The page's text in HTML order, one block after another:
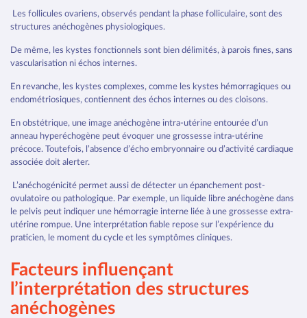
Les follicules ovariens, observés pendant la phase folliculaire, sont des
structures anéchogènes physiologiques.
De même, les kystes fonctionnels sont bien délimités, à parois fines, sans
vascularisation ni échos internes.
En revanche, les kystes complexes, comme les kystes hémorragiques ou
endométriosiques, contiennent des échos internes ou des cloisons.
En obstétrique, une image anéchogène intra-utérine entourée d’un
anneau hyperéchogène peut évoquer une grossesse intra-utérine
précoce. Toutefois, l’absence d’écho embryonnaire ou d’activité cardiaque
associée doit alerter.
L’anéchogénicité permet aussi de détecter un épanchement post-
ovulatoire ou pathologique. Par exemple, un liquide libre anéchogène dans
le pelvis peut indiquer une hémorragie interne liée à une grossesse extra-
utérine rompue. Une interprétation fiable repose sur l’expérience du
praticien, le moment du cycle et les symptômes cliniques.
Facteurs influençant
l’interprétation des structures
anéchogènes